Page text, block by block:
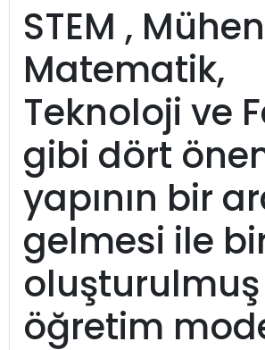
STEM ,
Matematik,
Teknoloji ve
gibi dört
yapının bir
gelmesi ile
öğretim